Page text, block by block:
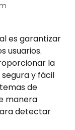
es garantizar
usuarios.
la
y fácil
de
manera
detectar